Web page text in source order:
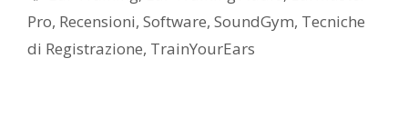
Pro, Recensioni, Software, SoundGym, Tecniche
di Registrazione, TrainYourEars